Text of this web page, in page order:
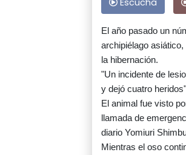
Escucha
El año pasado un
archipiélago
la hibernación.
"Un incidente de
y dejó cuatro
El animal fue visto
llamada de
diario Yomiuri
Mientras el oso